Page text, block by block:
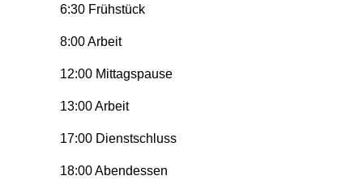
6:30 Frühstück
8:00 Arbeit
12:00 Mittagspause
13:00 Arbeit
17:00 Dienstschluss
18:00 Abendessen